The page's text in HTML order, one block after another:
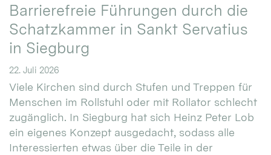
Barrierefreie Führungen durch die
Schatzkammer in Sankt Servatius
in Siegburg
22. Juli 2026
Viele Kirchen sind durch Stufen und Treppen für
Menschen im Rollstuhl oder mit Rollator schlecht
zugänglich. In Siegburg hat sich Heinz Peter Lob
ein eigenes Konzept ausgedacht, sodass alle
Interessierten etwas über die Teile in der